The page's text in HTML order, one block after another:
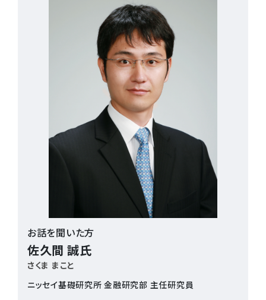
お話を聞いた方
佐久間 誠氏
さくま まこと
ニッセイ基礎研究所 金融研究部 主任研究員